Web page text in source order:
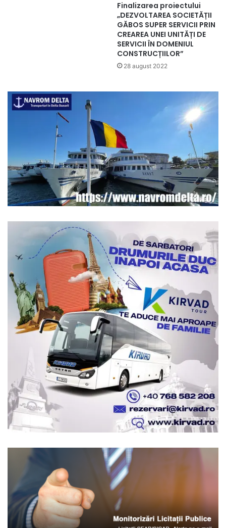
Finalizarea proiectului
„DEZVOLTAREA SOCIETĂȚII
GĂBOS SUPER SERVICII PRIN
CREAREA UNEI UNITĂȚI DE
SERVICII ÎN DOMENIUL
CONSTRUCȚIILOR”
28 august 2022